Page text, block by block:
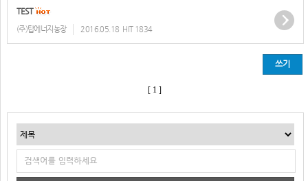
TEST
(주)탑에너지농장 2016.05.18 HIT 1834
쓰기
[ 1 ]